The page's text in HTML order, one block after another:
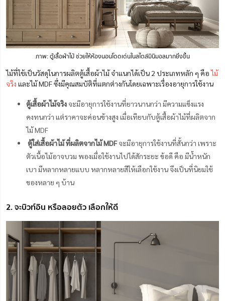
ภาพ: ตู้เสื้อผ้าไม้ ช่วยให้ห้องนอนโดดเด่นในสไตล์มินิมอลมากยิ่งขึ้น
ไม้ที่ใช้เป็นวัสดุในการผลิตตู้เสื้อผ้าไม้ จำแนกได้เป็น 2 ประเภทหลัก ๆ คือไม้
จริง และไม้ MDF ซึ่งมีคุณสมบัติที่แตกต่างกันโดยเฉพาะเรื่องอายุการใช้งาน
ตู้เสื้อผ้าไม้จริง จะมีอายุการใช้งานที่ยาวนานกว่า มีความแข็งแรง
คงทนกว่า แต่ราคาจะค่อนข้างสูง เมื่อเทียบกับตู้เสื้อผ้าไม้ที่ผลิตจาก
ไม้ MDF
ตู้ใส่เสื้อผ้าไม้ ที่ผลิตจากไม้ MDFจะมีอายุการใช้งานที่สั้นกว่า เพราะ
ตัวเนื้อไม้อาจบวม พองเมื่อใช้งานไปได้สักระยะ ข้อดี คือ มีน้ำหนัก
เบา มีหลากหลายแบบ หลากหลายสีให้เลือกใช้งาน จึงเป็นที่นิยมใช้
ของหลาย ๆ บ้าน
2. จะบิวท์อิน หรือลอยตัว เลือกให้ดี